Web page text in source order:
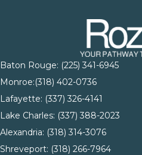
Baton Rouge: (225) 341-6945
Monroe:(318) 402-0736
Lafayette: (337) 326-4141
Lake Charles: (337) 388-2023
Alexandria: (318) 314-3076
Shreveport: (318) 266-7964